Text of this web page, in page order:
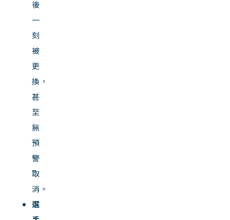
後
一
刻
被
更
換，
甚
至
無
預
警
取
消。
選